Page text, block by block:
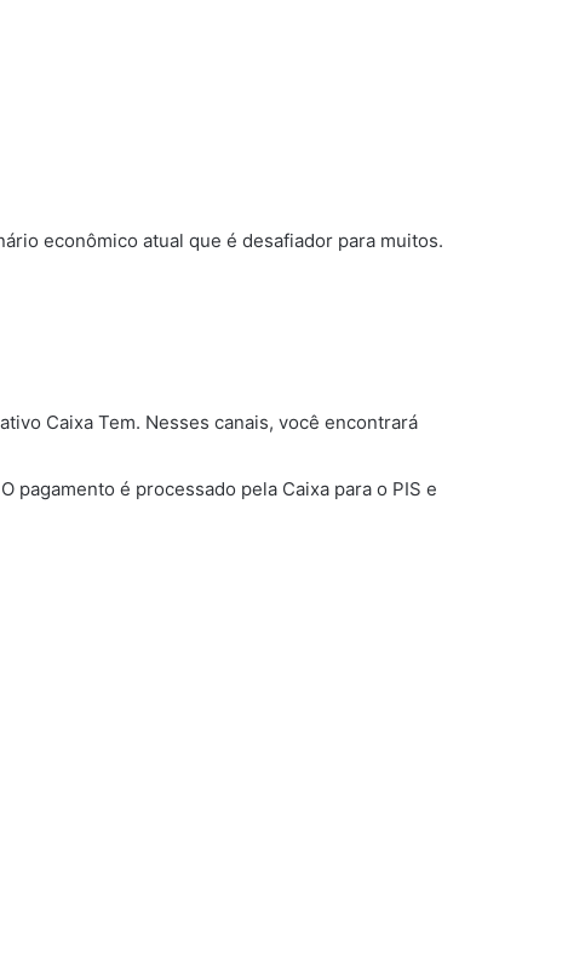
econômico atual que é desafiador para muitos.
Caixa Tem. Nesses canais, você encontrará
pagamento é processado pela Caixa para o PIS e